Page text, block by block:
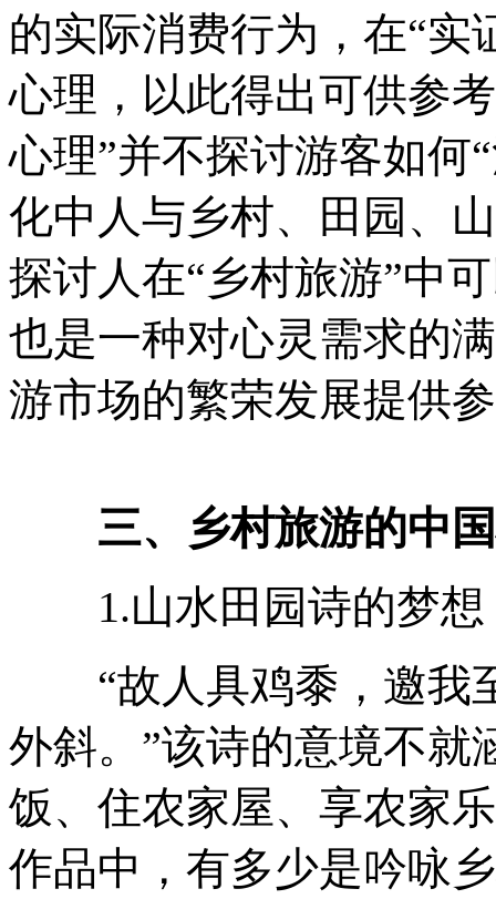
的实际消费行为，在“实
心理，以此得出可供参
心理”并不探讨游客如何
化中人与乡村、田园、
探讨人在“乡村旅游”中
也是一种对心灵需求的
游市场的繁荣发展提供
三、乡村旅游的中国
1.山水田园诗的梦想
“故人具鸡黍，邀我
外斜。”该诗的意境不就
饭、住农家屋、享农家
作品中，有多少是吟咏